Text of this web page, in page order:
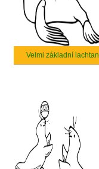
Velmi základní lachtan